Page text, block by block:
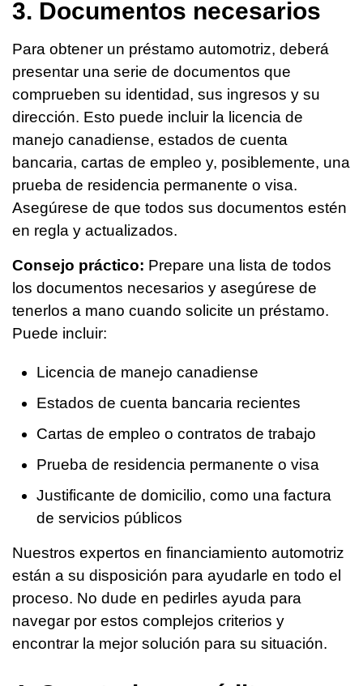
3. Documentos necesarios
Para obtener un préstamo automotriz, deberá
presentar una serie de documentos que
comprueben su identidad, sus ingresos y su
dirección. Esto puede incluir la licencia de
manejo canadiense, estados de cuenta
bancaria, cartas de empleo y, posiblemente, una
prueba de residencia permanente o visa.
Asegúrese de que todos sus documentos estén
en regla y actualizados.
Consejo práctico: Prepare una lista de todos
los documentos necesarios y asegúrese de
tenerlos a mano cuando solicite un préstamo.
Puede incluir:
Licencia de manejo canadiense
Estados de cuenta bancaria recientes
Cartas de empleo o contratos de trabajo
Prueba de residencia permanente o visa
Justificante de domicilio, como una factura
de servicios públicos
Nuestros expertos en financiamiento automotriz
están a su disposición para ayudarle en todo el
proceso. No dude en pedirles ayuda para
navegar por estos complejos criterios y
encontrar la mejor solución para su situación.